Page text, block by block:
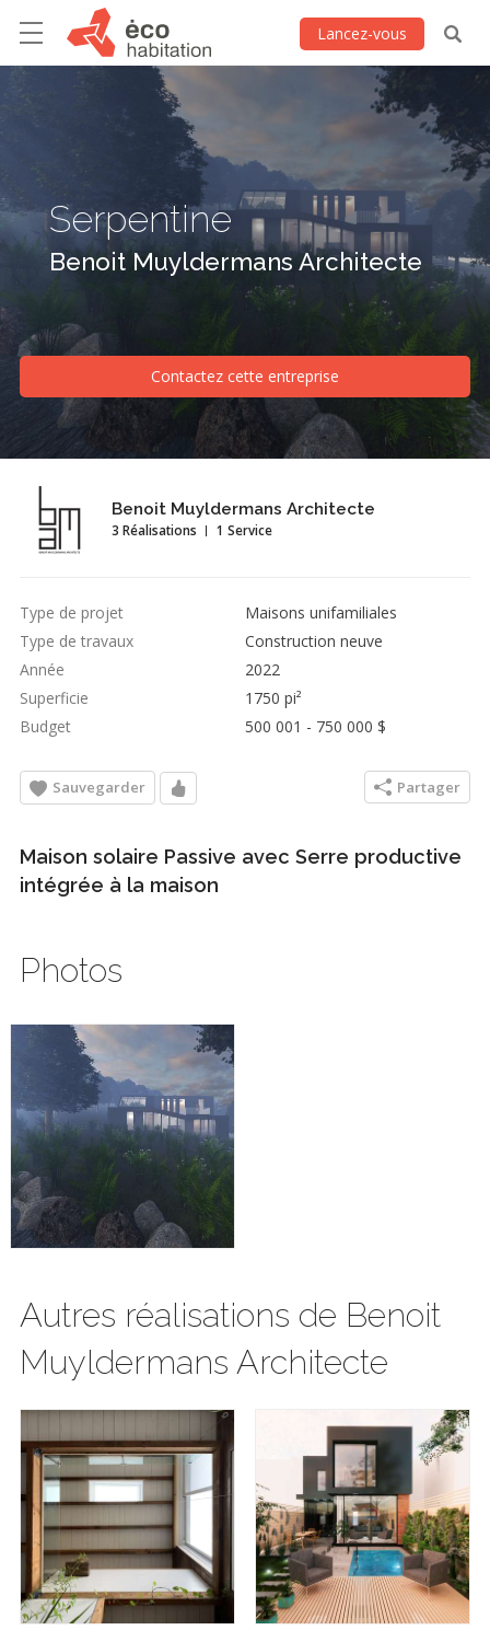
Lancez-vous
Serpentine
Benoit Muyldermans Architecte
Contactez cette entreprise
Benoit Muyldermans Architecte
3 Réalisations 1 Service
Type de projet
Maisons unifamiliales
Type de travaux
Construction neuve
Année
2022
Superficie
1750 pi²
Budget
500 001 - 750 000 $
Sauvegarder Partager
Maison solaire Passive avec Serre productive
intégrée à la maison
Photos
Autres réalisations de Benoit
Muyldermans Architecte